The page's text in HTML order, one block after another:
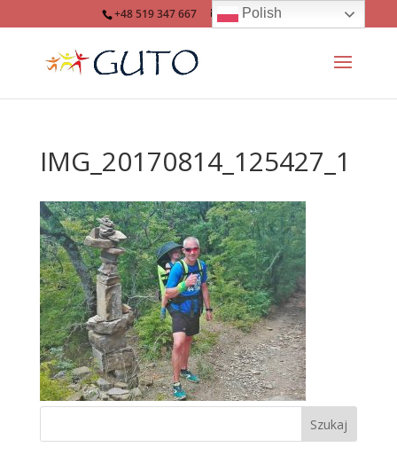
+48 519 347 667 info@guto.eu
IMG_20170814_125427_1
Polish